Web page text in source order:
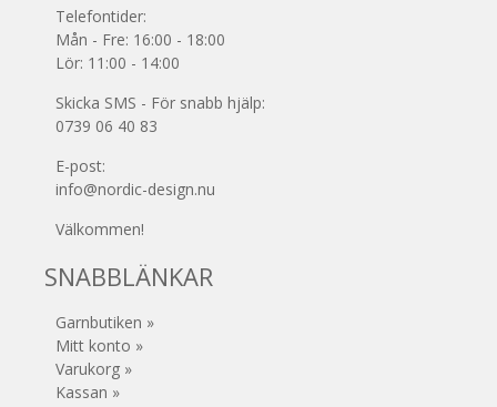
Telefontider:
Mån - Fre: 16:00 - 18:00
Lör: 11:00 - 14:00
Skicka SMS - För snabb hjälp:
0739 06 40 83
E-post:
info@nordic-design.nu
Välkommen!
SNABBLÄNKAR
Garnbutiken »
Mitt konto »
Varukorg »
Kassan »